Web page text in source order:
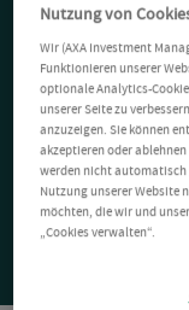
Nutzung von
Wir (AXA Investment
Funktionieren unserer
optionale Analytics-
unserer Seite zu
anzuzeigen. Sie können
akzeptieren oder
werden nicht automatisch
Nutzung unserer Website
möchten, die wir und
„Cookies verwalten“.